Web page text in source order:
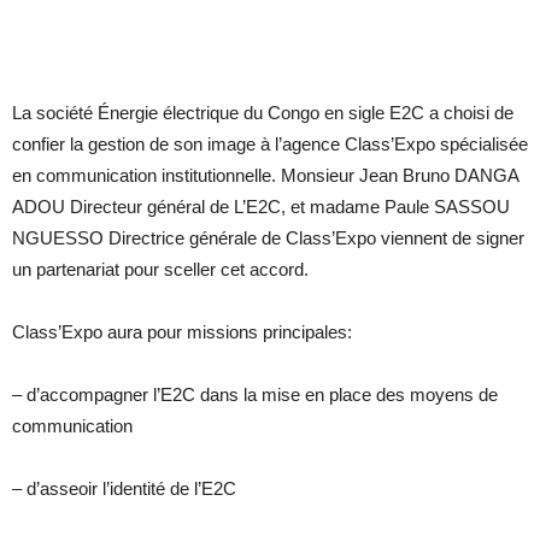
La société Énergie électrique du Congo en sigle E2C a choisi de
confier la gestion de son image à l’agence Class’Expo spécialisée
en communication institutionnelle. Monsieur Jean Bruno DANGA
ADOU Directeur général de L’E2C, et madame Paule SASSOU
NGUESSO Directrice générale de Class’Expo viennent de signer
un partenariat pour sceller cet accord.
Class’Expo aura pour missions principales:
– d’accompagner l’E2C dans la mise en place des moyens de
communication
– d’asseoir l’identité de l’E2C